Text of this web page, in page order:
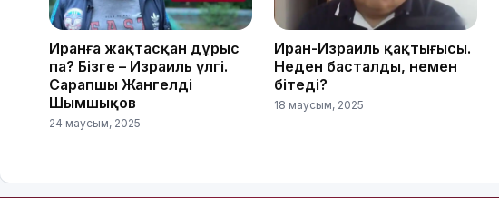
Иранға жақтасқан дұрыс
па? Бізге – Израиль үлгі.
Сарапшы Жангелді
Шымшықов
24 маусым, 2025
Иран-Израиль қақтығысы.
Неден басталды, немен
бітеді?
18 маусым, 2025